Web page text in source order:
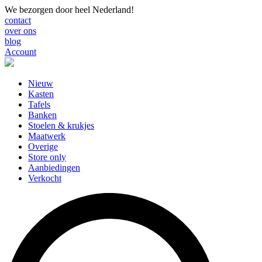
We bezorgen door heel Nederland!
contact
over ons
blog
Account
Nieuw
Kasten
Tafels
Banken
Stoelen & krukjes
Maatwerk
Overige
Store only
Aanbiedingen
Verkocht